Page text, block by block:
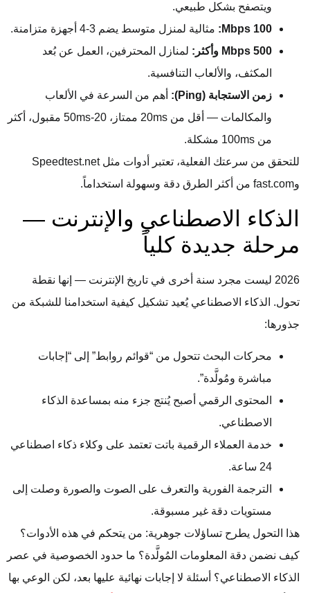
ويتصفح بشكل طبيعي.
100 Mbps:
مثالية لمنزل متوسط يضم 3-4 أجهزة متزامنة.
500 Mbps وأكثر:
لمنازل المحترفين، العمل عن بُعد
المكثف، والألعاب التنافسية.
زمن الاستجابة (Ping):
أهم من السرعة في الألعاب
والمكالمات — أقل من 20ms ممتاز، 20-50ms مقبول، أكثر
من 100ms مشكلة.
للتحقق من سرعتك الفعلية، تعتبر أدوات مثل Speedtest.net
وfast.com من أكثر الطرق دقة وسهولة استخداماً.
الذكاء الاصطناعي والإنترنت —
مرحلة جديدة كلياً
2026 ليست مجرد سنة أخرى في تاريخ الإنترنت — إنها نقطة
تحول. الذكاء الاصطناعي يُعيد تشكيل كيفية استخدامنا للشبكة من
جذورها:
محركات البحث تتحول من “قوائم روابط” إلى “إجابات
مباشرة ومُولَّدة”.
المحتوى الرقمي أصبح يُنتج جزء منه بمساعدة الذكاء
الاصطناعي.
خدمة العملاء الرقمية باتت تعتمد على وكلاء ذكاء اصطناعي
24 ساعة.
الترجمة الفورية والتعرف على الصوت والصورة وصلت إلى
مستويات دقة غير مسبوقة.
هذا التحول يطرح تساؤلات جوهرية: من يتحكم في هذه الأدوات؟
كيف نضمن دقة المعلومات المُولَّدة؟ ما حدود الخصوصية في عصر
الذكاء الاصطناعي؟ أسئلة لا إجابات نهائية عليها بعد، لكن الوعي بها